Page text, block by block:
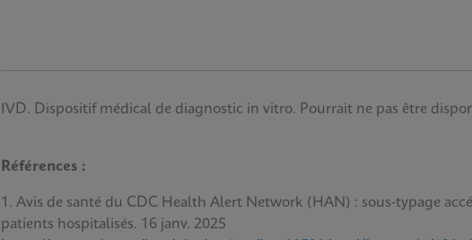
IVD. Dispositif médical de diagnostic in vitro. Pourrait ne pas être
Références :
1. Avis de santé du CDC Health Alert Network (HAN) : sous-typage
patients hospitalisés. 16 janv. 2025